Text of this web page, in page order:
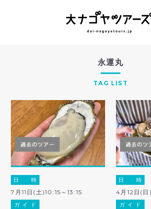
永運丸
TAG LIST
日 時
7月11日(土)10:15～13:15
ガ イ ド
日 時
4月12日(日
ガ イ ド